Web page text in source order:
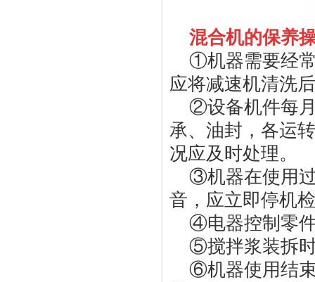
混合机的保养
①机器需要经
应将减速机清洗
②设备机件每
承、油封，各运
况应及时处理。
③机器在使用
音，应立即停机
④电器控制零
⑤搅拌浆装拆
⑥机器使用结